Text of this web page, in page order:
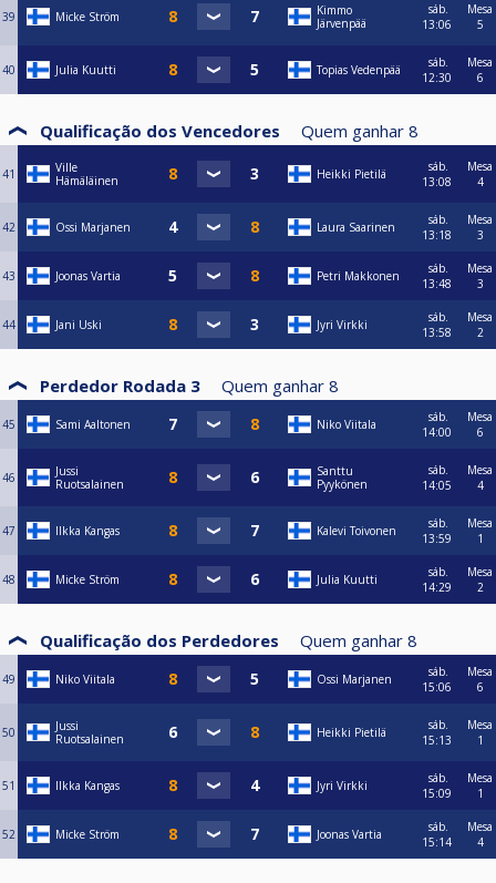
39 Micke Ström
Kimmo
Järvenpää
sáb.
13:06
Mesa
5
40 Julia Kuutti Topias Vedenpää
sáb.
12:30
Mesa
6
Qualificação dos Vencedores Quem ganhar 8
41
Ville
Hämäläinen
Heikki Pietilä
sáb.
13:08
Mesa
4
42 Ossi Marjanen Laura Saarinen
sáb.
13:18
Mesa
3
43 Joonas Vartia Petri Makkonen
sáb.
13:48
Mesa
3
44 Jani Uski Jyri Virkki
sáb.
13:58
Mesa
2
Perdedor Rodada 3 Quem ganhar 8
45 Sami Aaltonen Niko Viitala
sáb.
14:00
Mesa
6
46
Jussi
Ruotsalainen
Santtu
Pyykönen
sáb.
14:05
Mesa
4
47 Ilkka Kangas Kalevi Toivonen
sáb.
13:59
Mesa
1
48 Micke Ström Julia Kuutti
sáb.
14:29
Mesa
2
Qualificação dos Perdedores Quem ganhar 8
49 Niko Viitala Ossi Marjanen
sáb.
15:06
Mesa
6
50
Jussi
Ruotsalainen
Heikki Pietilä
sáb.
15:13
Mesa
1
51 Ilkka Kangas Jyri Virkki
sáb.
15:09
Mesa
1
52 Micke Ström Joonas Vartia
sáb.
15:14
Mesa
4